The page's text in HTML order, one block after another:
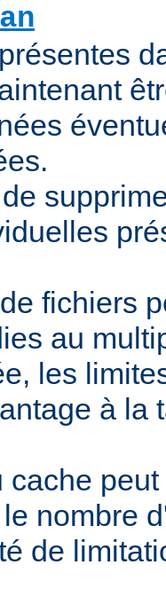
fichiers
au
les
à la
cache
nombre
de